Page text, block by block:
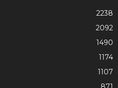
2238
2092
1490
1174
1107